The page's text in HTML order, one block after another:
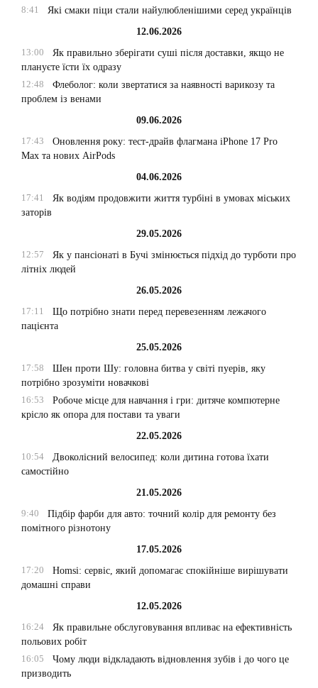
8:41
Які смаки піци стали найулюбленішими серед українців
12.06.2026
13:00
Як правильно зберігати суші після доставки, якщо не
плануєте їсти їх одразу
12:48
Флеболог: коли звертатися за наявності варикозу та
проблем із венами
09.06.2026
17:43
Оновлення року: тест-драйв флагмана iPhone 17 Pro
Max та нових AirPods
04.06.2026
17:41
Як водіям продовжити життя турбіні в умовах міських
заторів
29.05.2026
12:57
Як у пансіонаті в Бучі змінюється підхід до турботи про
літніх людей
26.05.2026
17:11
Що потрібно знати перед перевезенням лежачого
пацієнта
25.05.2026
17:58
Шен проти Шу: головна битва у світі пуерів, яку
потрібно зрозуміти новачкові
16:53
Робоче місце для навчання і гри: дитяче компютерне
крісло як опора для постави та уваги
22.05.2026
10:54
Двоколісний велосипед: коли дитина готова їхати
самостійно
21.05.2026
9:40
Підбір фарби для авто: точний колір для ремонту без
помітного різнотону
17.05.2026
17:20
Homsi: сервіс, який допомагає спокійніше вирішувати
домашні справи
12.05.2026
16:24
Як правильне обслуговування впливає на ефективність
польових робіт
16:05
Чому люди відкладають відновлення зубів і до чого це
призводить